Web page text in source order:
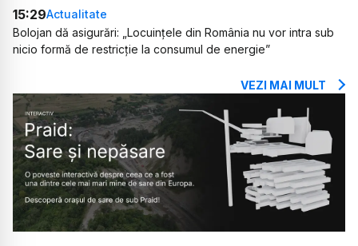
15:29Actualitate
Bolojan dă asigurări: „Locuințele din România nu vor intra sub
nicio formă de restricție la consumul de energie”
VEZI MAI MULT